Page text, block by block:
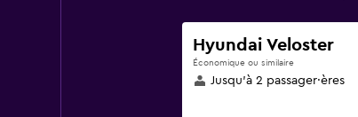
axis
displaying
values.
Range:
0
Hyundai Veloster
Économique ou similaire
Jusqu’à 2 passager·ères